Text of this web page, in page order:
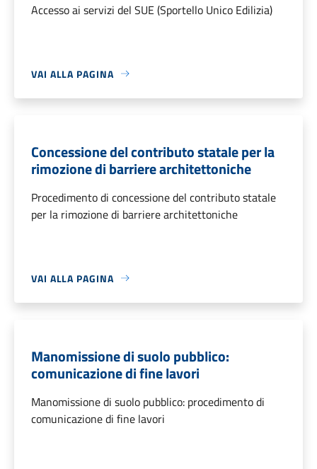
Accesso ai servizi del SUE (Sportello Unico Edilizia)
VAI ALLA PAGINA
Concessione del contributo statale per la
rimozione di barriere architettoniche
Procedimento di concessione del contributo statale
per la rimozione di barriere architettoniche
VAI ALLA PAGINA
Manomissione di suolo pubblico:
comunicazione di fine lavori
Manomissione di suolo pubblico: procedimento di
comunicazione di fine lavori